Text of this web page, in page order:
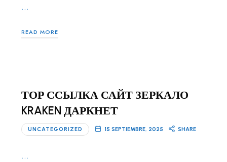
…
READ MORE
ТОР ССЫЛКА САЙТ ЗЕРКАЛО
KRAKEN ДАРКНЕТ
UNCATEGORIZED 15 SEPTIEMBRE, 2025 SHARE
…